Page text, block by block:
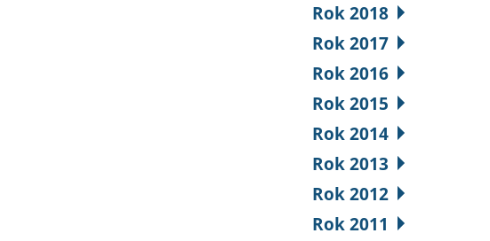
Rok 2018
Rok 2017
Rok 2016
Rok 2015
Rok 2014
Rok 2013
Rok 2012
Rok 2011